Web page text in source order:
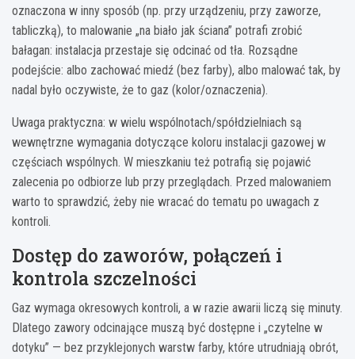
oznaczona w inny sposób (np. przy urządzeniu, przy zaworze,
tabliczką), to malowanie „na biało jak ściana” potrafi zrobić
bałagan: instalacja przestaje się odcinać od tła. Rozsądne
podejście: albo zachować miedź (bez farby), albo malować tak, by
nadal było oczywiste, że to gaz (kolor/oznaczenia).
Uwaga praktyczna: w wielu wspólnotach/spółdzielniach są
wewnętrzne wymagania dotyczące koloru instalacji gazowej w
częściach wspólnych. W mieszkaniu też potrafią się pojawić
zalecenia po odbiorze lub przy przeglądach. Przed malowaniem
warto to sprawdzić, żeby nie wracać do tematu po uwagach z
kontroli.
Dostęp do zaworów, połączeń i
kontrola szczelności
Gaz wymaga okresowych kontroli, a w razie awarii liczą się minuty.
Dlatego zawory odcinające muszą być dostępne i „czytelne w
dotyku” — bez przyklejonych warstw farby, które utrudniają obrót,